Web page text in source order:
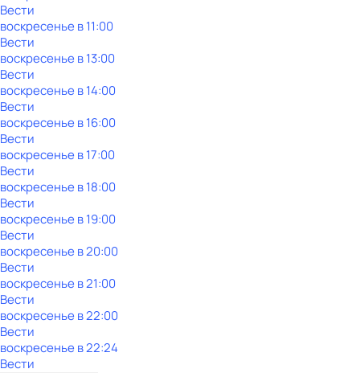
Вести
воскресенье в11:00
Вести
воскресенье в13:00
Вести
воскресенье в14:00
Вести
воскресенье в16:00
Вести
воскресенье в17:00
Вести
воскресенье в18:00
Вести
воскресенье в19:00
Вести
воскресенье в20:00
Вести
воскресенье в21:00
Вести
воскресенье в22:00
Вести
воскресенье в22:24
Вести